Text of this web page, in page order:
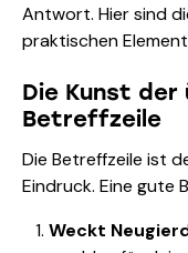
Antwort. Hier sind
praktischen
Die Kunst der
Betreffzeile
Die Betreffzeile ist
Eindruck. Eine gute
Weckt